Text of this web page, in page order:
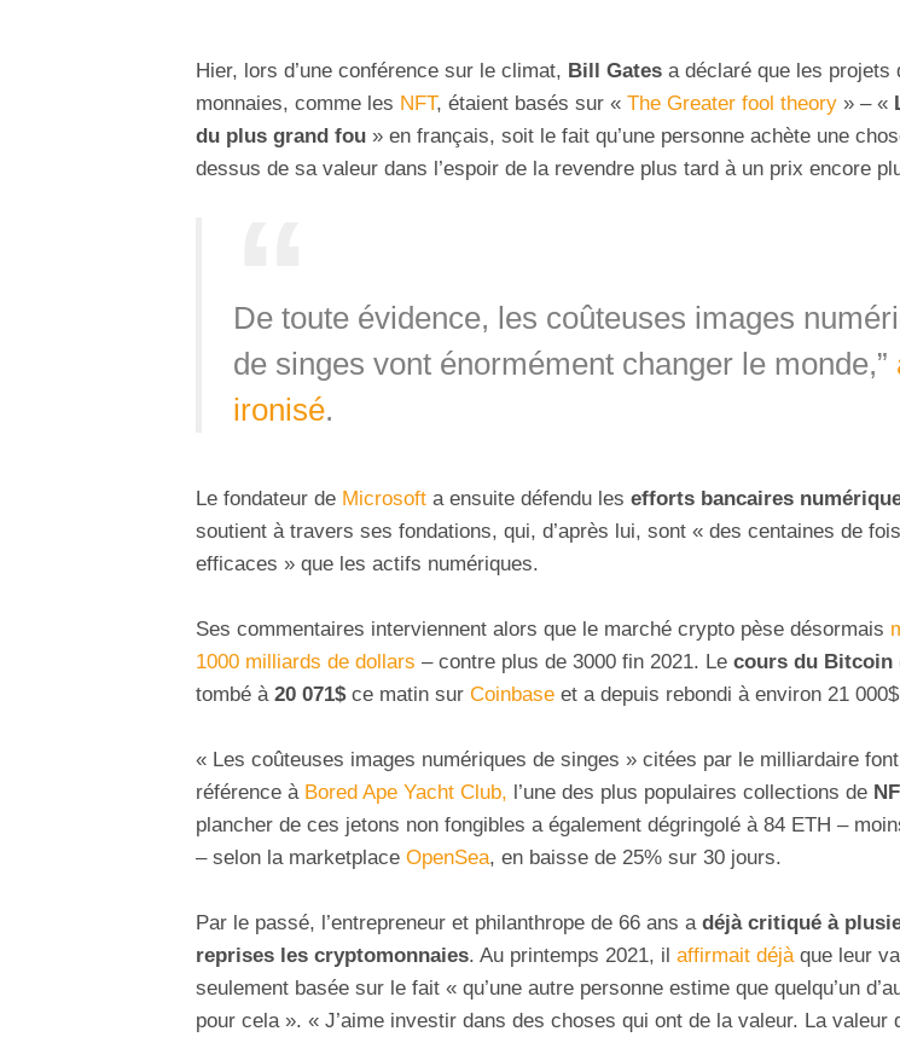
Hier, lors d’une conférence sur le climat, Bill Gates a déclaré que les projets
monnaies, comme les NFT, étaient basés sur « The Greater fool theory » – «
du plus grand fou » en français, soit le fait qu’une personne achète une
dessus de sa valeur dans l’espoir de la revendre plus tard à un prix encore
De toute évidence, les coûteuses images
de singes vont énormément changer le monde,”
ironisé.
Le fondateur de Microsoft a ensuite défendu les efforts bancaires
soutient à travers ses fondations, qui, d’après lui, sont « des centaines de
efficaces » que les actifs numériques.
Ses commentaires interviennent alors que le marché crypto pèse désormais
1000 milliards de dollars – contre plus de 3000 fin 2021. Le cours du Bitcoin
tombé à 20 071$ce matin sur Coinbase et a depuis rebondi à environ 21
« Les coûteuses images numériques de singes » citées par le milliardaire
référence à Bored Ape Yacht Club, l’une des plus populaires collections de
plancher de ces jetons non fongibles a également dégringolé à 84 ETH –
– selon la marketplace OpenSea, en baisse de 25% sur 30 jours.
Par le passé, l’entrepreneur et philanthrope de 66 ans a déjà critiqué à
reprises les cryptomonnaies. Au printemps 2021, il affirmait déjàque leur
seulement basée sur le fait « qu’une autre personne estime que quelqu’un
pour cela ». « J’aime investir dans des choses qui ont de la valeur. La valeur